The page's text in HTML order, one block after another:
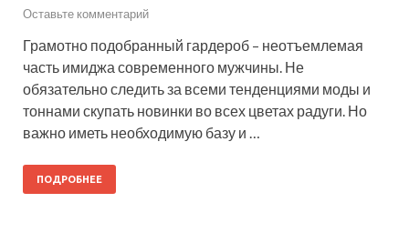
Оставьте комментарий
Грамотно подобранный гардероб – неотъемлемая
часть имиджа современного мужчины. Не
обязательно следить за всеми тенденциями моды и
тоннами скупать новинки во всех цветах радуги. Но
важно иметь необходимую базу и …
ПОДРОБНЕЕ